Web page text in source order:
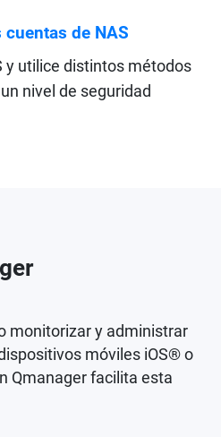
de NAS
y utilice distintos métodos
nivel de seguridad
monitorizar y administrar
móviles iOS® o
Qmanager facilita esta